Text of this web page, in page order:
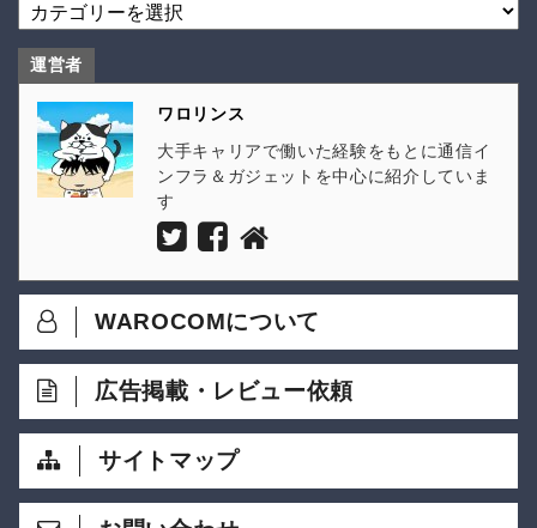
運営者
ワロリンス
大手キャリアで働いた経験をもとに通信イ
ンフラ＆ガジェットを中心に紹介していま
す
WAROCOMについて
広告掲載・レビュー依頼
サイトマップ